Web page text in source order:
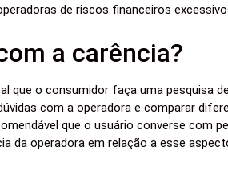
de riscos financeiros
a carência?
que o consumidor faça uma pesquisa
com a operadora e comparar
que o usuário converse com
da operadora em relação a esse